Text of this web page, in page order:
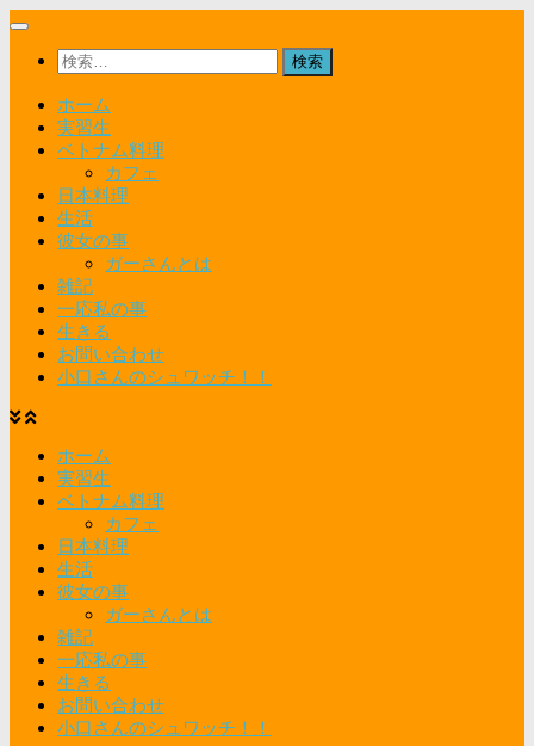
コ
検
索:
ホーム
実習生
ベトナム料理
カフェ
日本料理
生活
彼女の事
ガーさんとは
雑記
一応私の事
生きる
お問い合わせ
小口さんのシュワッチ！！
ホーム
実習生
ベトナム料理
カフェ
日本料理
生活
彼女の事
ガーさんとは
雑記
一応私の事
生きる
お問い合わせ
小口さんのシュワッチ！！